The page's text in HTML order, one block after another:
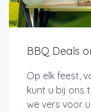
BBQ Deals
Op elk feest,
kunt u bij ons
we vers voor